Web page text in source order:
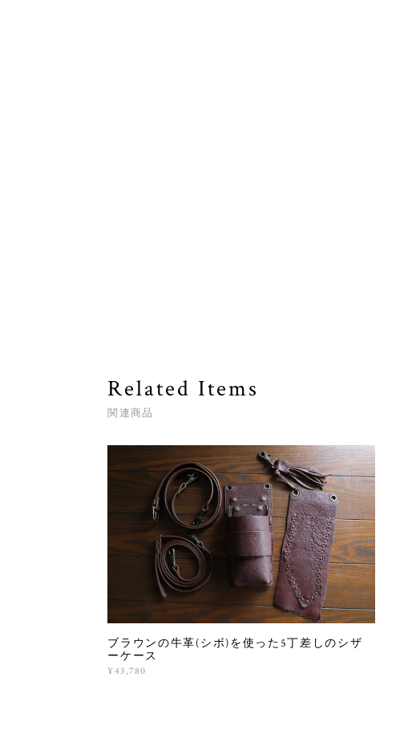
Related Items
関連商品
ブラウンの牛革(シボ)を使った5丁差しのシザ
ーケース
¥43,780